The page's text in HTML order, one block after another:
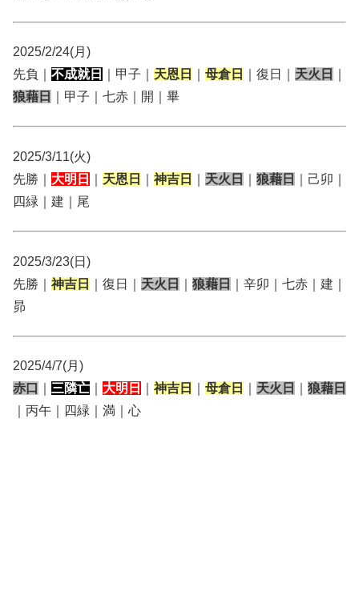
2025/2/24(月)
先負｜ 不成就日 ｜甲子｜ 天恩日 母倉日 ｜復日｜ 天火日
狼藉日
｜甲子｜七赤｜開｜畢
2025/3/11(火)
先勝｜ 大明日 天恩日 神吉日 天火日 狼藉日
｜己卯｜
四緑｜建｜尾
2025/3/23(日)
先勝｜ 神吉日 ｜復日｜ 天火日 狼藉日
｜辛卯｜七赤｜建｜
昴
2025/4/7(月)
赤口
三隣亡 大明日 神吉日 母倉日 天火日
狼藉日
｜丙午｜四緑｜満｜心